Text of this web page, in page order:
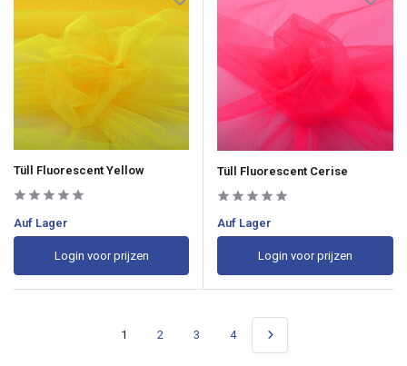
Tüll Fluorescent Yellow
Auf Lager
Login voor prijzen
Tüll Fluorescent Cerise
Auf Lager
Login voor prijzen
1 2 3 4